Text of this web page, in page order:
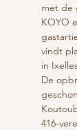
met de
KOYO
vindt
in
De
416-